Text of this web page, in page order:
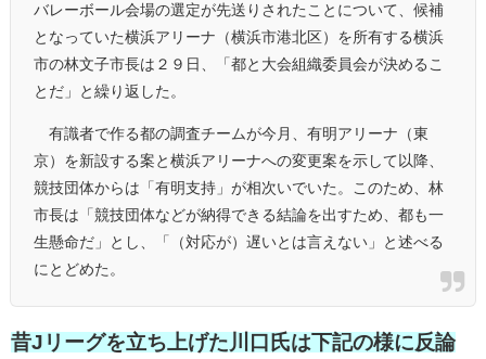
バレーボール会場の選定が先送りされたことについて、候補
となっていた横浜アリーナ（横浜市港北区）を所有する横浜
市の林文子市長は２９日、「都と大会組織委員会が決めるこ
とだ」と繰り返した。
有識者で作る都の調査チームが今月、有明アリーナ（東
京）を新設する案と横浜アリーナへの変更案を示して以降、
競技団体からは「有明支持」が相次いでいた。このため、林
市長は「競技団体などが納得できる結論を出すため、都も一
生懸命だ」とし、「（対応が）遅いとは言えない」と述べる
にとどめた。
昔Jリーグを立ち上げた川口氏は下記の様に反論